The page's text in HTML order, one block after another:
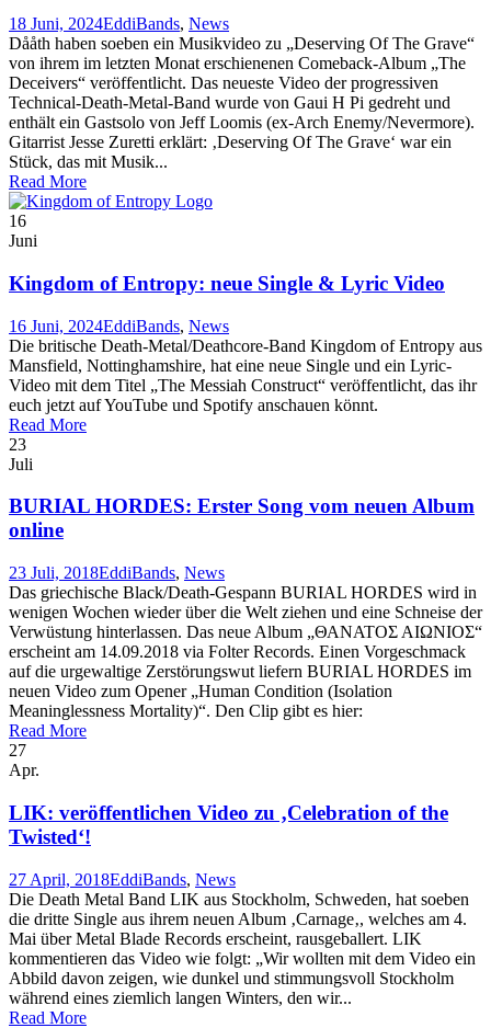
18 Juni, 2024EddiBands, News
Dååth haben soeben ein Musikvideo zu „Deserving Of The Grave“
von ihrem im letzten Monat erschienenen Comeback-Album „The
Deceivers“ veröffentlicht. Das neueste Video der progressiven
Technical-Death-Metal-Band wurde von Gaui H Pi gedreht und
enthält ein Gastsolo von Jeff Loomis (ex-Arch Enemy/Nevermore).
Gitarrist Jesse Zuretti erklärt: ‚Deserving Of The Grave‘ war ein
Stück, das mit Musik...
Read More
16
Juni
Kingdom of Entropy: neue Single & Lyric Video
16 Juni, 2024EddiBands, News
Die britische Death-Metal/Deathcore-Band Kingdom of Entropy aus
Mansfield, Nottinghamshire, hat eine neue Single und ein Lyric-
Video mit dem Titel „The Messiah Construct“ veröffentlicht, das ihr
euch jetzt auf YouTube und Spotify anschauen könnt.
Read More
23
Juli
BURIAL HORDES: Erster Song vom neuen Album
online
23 Juli, 2018EddiBands, News
Das griechische Black/Death-Gespann BURIAL HORDES wird in
wenigen Wochen wieder über die Welt ziehen und eine Schneise der
Verwüstung hinterlassen. Das neue Album „ΘΑΝΑΤΟΣ ΑΙΩΝΙΟΣ“
erscheint am 14.09.2018 via Folter Records. Einen Vorgeschmack
auf die urgewaltige Zerstörungswut liefern BURIAL HORDES im
neuen Video zum Opener „Human Condition (Isolation
Meaninglessness Mortality)“. Den Clip gibt es hier:
Read More
27
Apr.
LIK: veröffentlichen Video zu ‚Celebration of the
Twisted‘!
27 April, 2018EddiBands, News
Die Death Metal Band LIK aus Stockholm, Schweden, hat soeben
die dritte Single aus ihrem neuen Album ‚Carnage‚, welches am 4.
Mai über Metal Blade Records erscheint, rausgeballert. LIK
kommentieren das Video wie folgt: „Wir wollten mit dem Video ein
Abbild davon zeigen, wie dunkel und stimmungsvoll Stockholm
während eines ziemlich langen Winters, den wir...
Read More